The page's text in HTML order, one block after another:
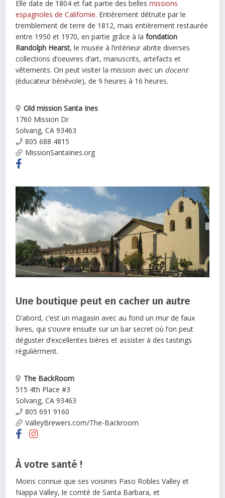
Elle date de 1804 et fait partie des bellesmissions
espagnoles de Californie. Entièrement détruite par le
tremblement de terre de 1812, mais entièrement restaurée
entre 1950 et 1970, en partie grâce à lafondation
Randolph Hearst, le musée à l’intérieur abrite diverses
collections d’oeuvres d’art, manuscrits, artefacts et
vêtements. On peut visiter la mission avec un docent
(éducateur bénévole), de 9 heures à 16 heures.
Old mission Santa Ines
1760 Mission Dr
Solvang, CA 93463
805 688 4815
MissionSantaInes.org
Une boutique peut en cacher un autre
D’abord, c’est un magasin avec au fond un mur de faux
livres, qui s’ouvre ensuite sur un bar secret où l’on peut
déguster d’excellentes bières et assister à des tastings
régulièrment.
The BackRoom
515 4th Place #3
Solvang, CA 93463
805 691 9160
ValleyBrewers.com/The-Backroom
À votre santé !
Moins connue que ses voisines Paso Robles Valley et
Nappa Valley, le comté de Santa Barbara, et